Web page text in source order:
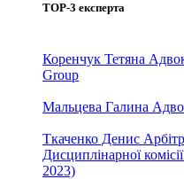
TOP-3 експерта
Коренчук Тетяна
Group
Мальцева Галина
Ткаченко Денис
Дисциплінарної
2023)